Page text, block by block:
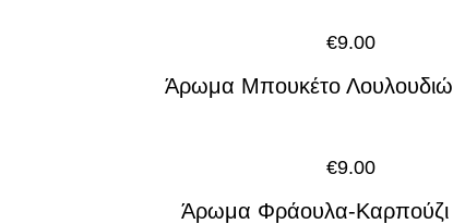
€9.00
Άρωμα Μπουκέτο
€9.00
Άρωμα Φράουλα-Καρπούζι